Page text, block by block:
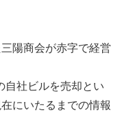
陽商会が赤字で経営
自社ビルを売却とい
にいたるまでの情報